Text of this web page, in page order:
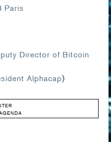
Paris
Director of Bitcoin
Alphacap)